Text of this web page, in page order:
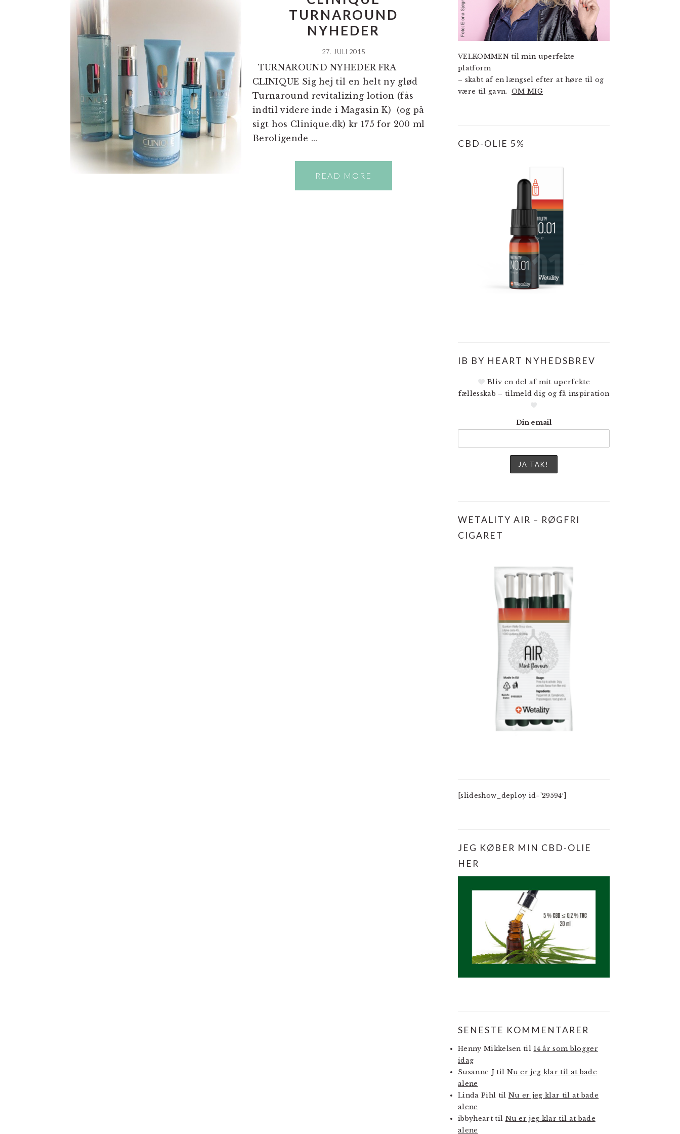
TURNAROUND
NYHEDER
27. JULI 2015
TURNAROUND NYHEDER FRA
CLINIQUE Sig hej til en helt ny glød
Turnaround revitalizing lotion (fås
indtil videre inde i Magasin K) (og på
sigt hos Clinique.dk) kr 175 for 200 ml
Beroligende ...
READ MORE
VELKOMMEN til min uperfekte
platform
– skabt af en længsel efter at høre til og
være til gavn.OM MIG
CBD-OLIE 5%
IB BY HEART NYHEDSBREV
Bliv en del af mit uperfekte
fællesskab – tilmeld dig og få inspiration
Din email
WETALITY AIR – RØGFRI
CIGARET
[slideshow_deploy id=’29594′]
JEG KØBER MIN CBD-OLIE
HER
SENESTE KOMMENTARER
Henny Mikkelsen til 14 år som blogger
idag
Susanne Jtil Nu er jeg klar til at bade
alene
Linda Pihl til Nu er jeg klar til at bade
alene
ibbyhearttil Nu er jeg klar til at bade
alene